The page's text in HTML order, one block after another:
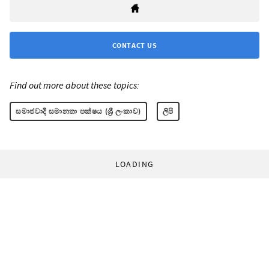
CONTACT US
Find out more about these topics:
සමාජවාදී සමානතා පක්ෂය (ශ්‍රී ලංකාව) ලිපි
LOADING